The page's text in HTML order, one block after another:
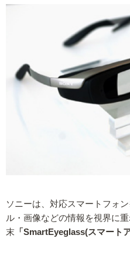
ソニーは、対応スマートフォン
ル・画像などの情報を視界に
末 「SmartEyeglass(スマート